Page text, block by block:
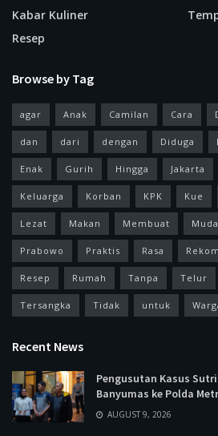
Kabar Kuliner
Resep
Browse by Tag
agar Anak Camilan Cara
dan dari dengan Diduga
Enak Gurih Hingga Jakarta
Keluarga Korban KPK Kue
Lezat Makan Membuat
Prabowo Praktis Rasa
Resep Rumah Tanpa Telur
Tersangka Tidak untuk
Recent News
Pengusutan Kasus
Banyumas ke Polda
AUGUST 9, 2026